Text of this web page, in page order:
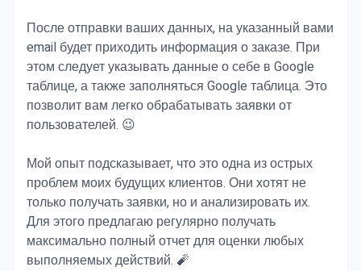
После отправки ваших данных, на указанный вами
email будет приходить информация о заказе. При
этом следует указывать данные о себе в Google
таблице, а также заполняться Google таблица. Это
позволит вам легко обрабатывать заявки от
пользователей. 😉
Мой опыт подсказывает, что это одна из острых
проблем моих будущих клиентов. Они хотят не
только получать заявки, но и анализировать их.
Для этого предлагаю регулярно получать
максимально полный отчет для оценки любых
выполняемых действий. 🧨